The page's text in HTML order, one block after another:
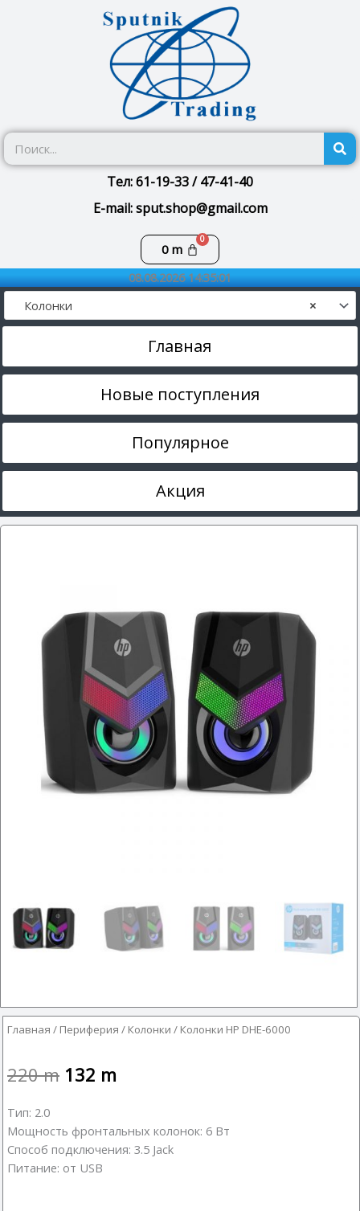
Тел: 61-19-33 / 47-41-40
E-mail: sput.shop@gmail.com
0m
Корзина
08.08.2026 14:35:01
×
Колонки
Главная
Новые поступления
Популярное
Акция
Главная / Периферия / Колонки / Колонки HP DHE-6000
220m 132 m
Тип: 2.0
Мощность фронтальных колонок: 6 Вт
Способ подключения: 3.5 Jack
Питание: от USB